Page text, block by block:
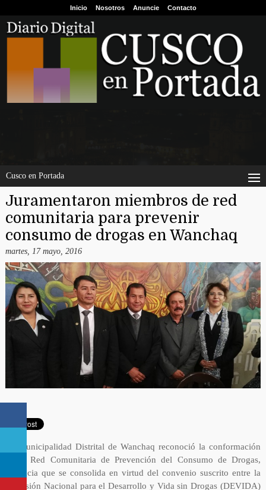
Inicio Nosotros Anuncie Contacto
Cusco en Portada
Juramentaron miembros de red
comunitaria para prevenir
consumo de drogas en Wanchaq
martes, 17 mayo, 2016
La Municipalidad Distrital de Wanchaq reconoció la conformación
de la Red Comunitaria de Prevención del Consumo de Drogas,
instancia que se consolida en virtud del convenio suscrito entre la
Comisión Nacional para el Desarrollo y Vida sin Drogas (DEVIDA)